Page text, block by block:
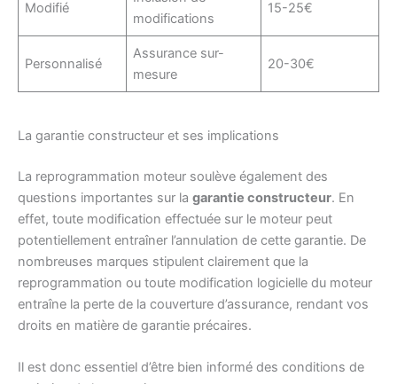
Modifié
modifications
15-25€
Personnalisé
Assurance sur-
mesure
20-30€
La garantie constructeur et ses implications
La reprogrammation moteur soulève également des
questions importantes sur la garantie constructeur. En
effet, toute modification effectuée sur le moteur peut
potentiellement entraîner l’annulation de cette garantie. De
nombreuses marques stipulent clairement que la
reprogrammation ou toute modification logicielle du moteur
entraîne la perte de la couverture d’assurance, rendant vos
droits en matière de garantie précaires.
Il est donc essentiel d’être bien informé des conditions de